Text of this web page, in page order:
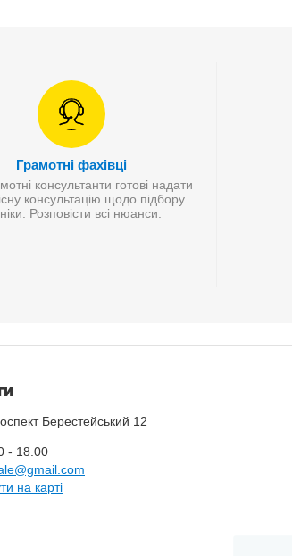
Грамотні фахівці
консультанти готові надати
консультацію щодо підбору
Розповісти всі нюанси.
Берестейський 12
- 18.00
на карті